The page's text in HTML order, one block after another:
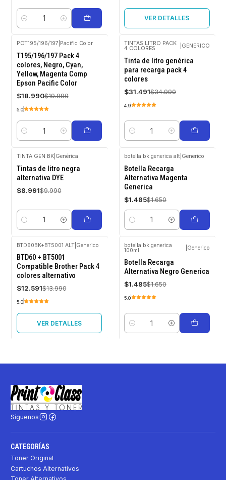
Cantidad
VER DETALLES
-5%
OFF
PCT195/196/197 Pacific Color
T195/196/197 Pack 4
colores, Negro, Cyan,
Yellow, Magenta Comp
Epson Pacific Color
$18.990$19.990
5.0
Cantidad
OFF
TINTAS LITRO PACK
4 COLORES GENERICO
Tinta de litro genérica
para recarga pack 4
colores
$31.491$34.990
4.9
Cantidad
-10%
OFF
TINTA GEN BK| Genérica
Tintas de litro negra
alternativa DYE
$8.991$9.990
Cantidad
-10%
OFF
botella bk generica alt Generico
Botella Recarga
Alternativa Magenta
Generica
$1.485$1.650
Cantidad
-10%
OFF
Agotado
BTD60BK+BT5001 ALT| Generico
BTD60 + BT5001
Compatible Brother Pack 4
colores alternativo
$12.591$13.990
5.0
VER DETALLES
OFF
botella bk generica
100ml Generico
Botella Recarga
Alternativa Negro Generica
$1.485$1.650
5.0
Cantidad
Síguenos
CATEGORÍAS
Toner Original
Cartuchos Alternativos